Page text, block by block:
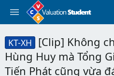
KT-XH
[Clip] Không
Hùng Huy mà Tổng
Tiến Phát cũng vừa